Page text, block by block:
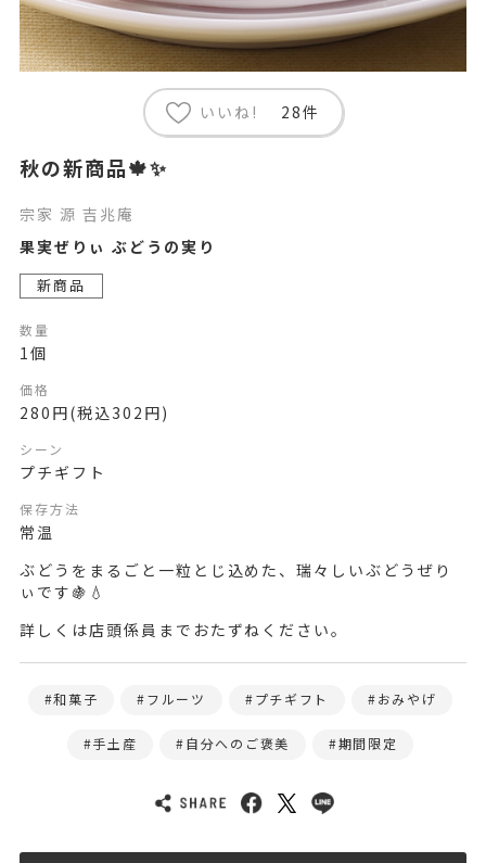
いいね! 28件
秋の新商品🍁✨
宗家 源 吉兆庵
果実ぜりぃ ぶどうの実り
新商品
数量
1個
価格
280円(税込302円)
シーン
プチギフト
保存方法
常温
ぶどうをまるごと一粒とじ込めた、瑞々しいぶどうぜり
ぃです🍇💧
詳しくは店頭係員までおたずねください。
和菓子 フルーツ プチギフト おみやげ
手土産 自分へのご褒美 期間限定